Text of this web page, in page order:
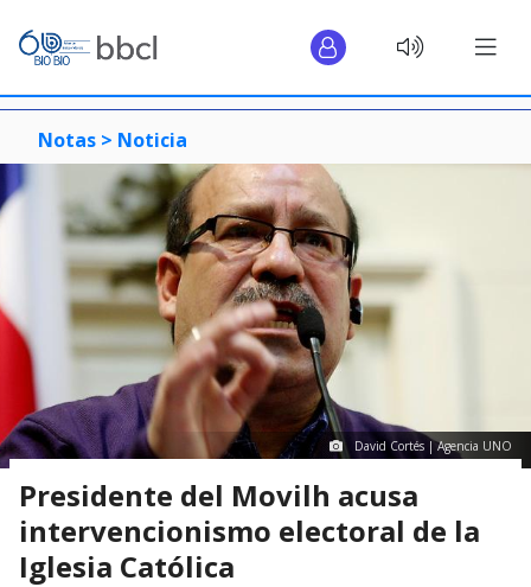
Notas > Noticia
David Cortés | Agencia UNO
Presidente del Movilh acusa
intervencionismo electoral de la
Iglesia Católica